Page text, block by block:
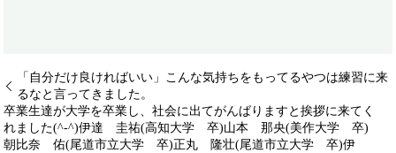
「自分だけ良ければいい」こんな気持ちをもってるやつは練習に来
るなと言ってきました。
卒業生達が大学を卒業し、社会に出てがんばりますと挨拶に来てく
れました(^-^)️伊達 圭祐(高知大学 卒)山本 那央(美作大学 卒)
朝比奈 佑(尾道市立大学 卒)正丸 隆壮(尾道市立大学 卒)伊